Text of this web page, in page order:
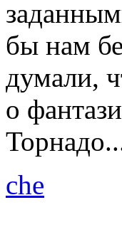
бы нам
думали,
о
che